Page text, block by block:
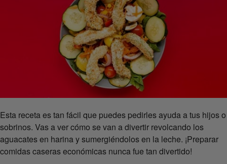
Esta receta es tan fácil que puedes pedirles ayuda a tus hijos o
sobrinos. Vas a ver cómo se van a divertir revolcando los
aguacates en harina y sumergiéndolos en la leche. ¡Preparar
comidas caseras económicas nunca fue tan divertido!